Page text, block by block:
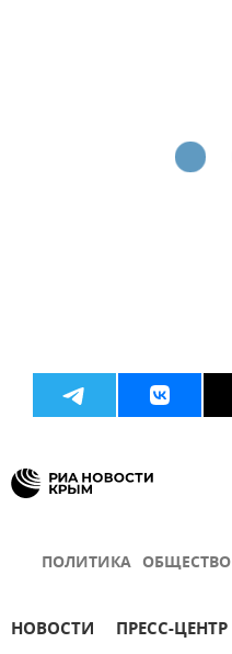
ПОЛИТИКА ОБЩЕСТВО
НОВОСТИ ПРЕСС-ЦЕНТР